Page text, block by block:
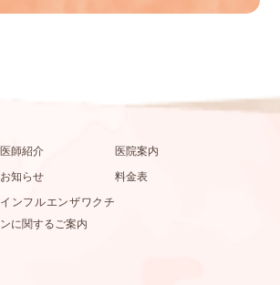
医師紹介
医院案内
お知らせ
料金表
インフルエンザワクチ
ンに関するご案内